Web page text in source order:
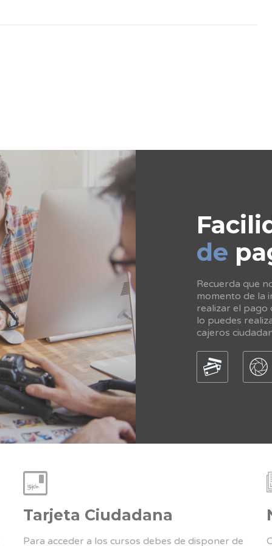
de
Recuerda que
momento de la
realizar el pago
lo puedes
cajeros
Tarjeta Ciudadana
Para acceder a los cursos debes de disponer de